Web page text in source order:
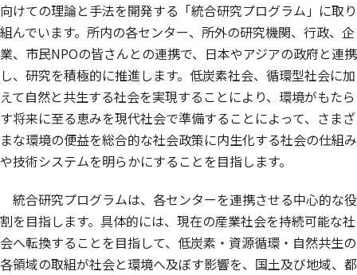
向けての理論と手法を開発する「統合研究プログラム」に取り
組んでいます。所内の各センター、所外の研究機関、行政、企
業、市民NPOの皆さんとの連携で、日本やアジアの政府と連携
し、研究を積極的に推進します。低炭素社会、循環型社会に加
えて自然と共生する社会を実現することにより、環境がもたら
す将来に至る恵みを現代社会で準備することによって、さまざ
まな環境の便益を総合的な社会政策に内生化する社会の仕組み
や技術システムを明らかにすることを目指します。
統合研究プログラムは、各センターを連携させる中心的な役
割を目指します。具体的には、現在の産業社会を持続可能な社
会へ転換することを目指して、低炭素・資源循環・自然共生の
各領域の取組が社会と環境へ及ぼす影響を、国土及び地域、都